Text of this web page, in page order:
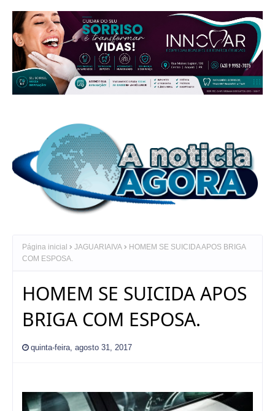
Página inicial JAGUARIAIVA
HOMEM SE SUICIDA APOS BRIGA
COM ESPOSA.
HOMEM SE SUICIDA APOS
BRIGA COM ESPOSA.
quinta-feira, agosto 31, 2017